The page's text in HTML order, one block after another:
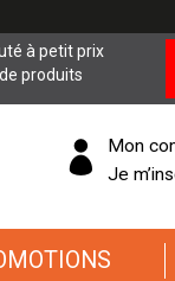
à petit prix
produits
Mon
Je